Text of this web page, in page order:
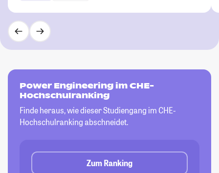
Power Engineering im CHE-
Hochschulranking
Finde heraus, wie dieser Studiengang im CHE-
Hochschulranking abschneidet.
Zum Ranking